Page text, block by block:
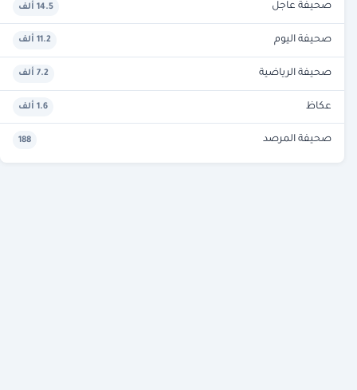
صحيفة عاجل 14.5 ألف
صحيفة اليوم 11.2 ألف
صحيفة الرياضية 7.2 ألف
عكاظ 1.6 ألف
صحيفة المرصد 188